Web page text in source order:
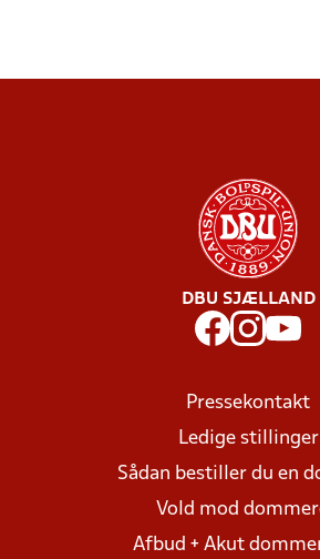
DBU SJÆLLAND
Pressekontakt
Ledige stillinger
Sådan bestiller du en
Vold mod
Afbud + Akut